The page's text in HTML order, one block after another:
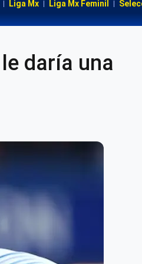
Liga Mx Liga Mx Feminil
daría una